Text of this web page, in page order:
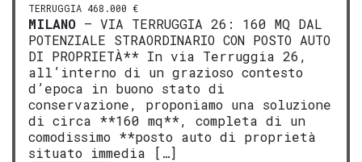
TERRUGGIA 468.000 €
MILANO – VIA TERRUGGIA 26: 160 MQ DAL
POTENZIALE STRAORDINARIO CON POSTO AUTO
DI PROPRIETÀ** In via Terruggia 26,
all’interno di un grazioso contesto
d’epoca in buono stato di
conservazione, proponiamo una soluzione
di circa **160 mq**, completa di un
comodissimo **posto auto di proprietà
situato immedia […]